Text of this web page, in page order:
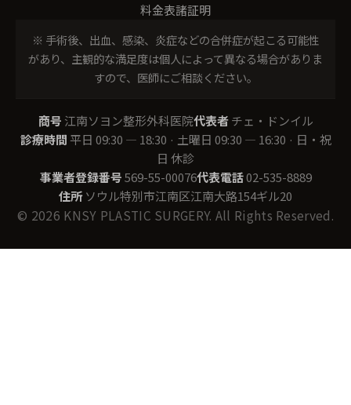
料金表諸証明
※ 手術後、出血、感染、炎症などの合併症が起こる可能性
があり、主観的な満足度は個人によって異なる場合がありま
すので、医師にご相談ください。
商号 江南ソヨン整形外科医院代表者チェ・ドンイル
診療時間平日 09:30 — 18:30 · 土曜日 09:30 — 16:30 · 日・祝
日 休診
事業者登録番号569-55-00076代表電話02-535-8889
住所ソウル特別市江南区江南大路154ギル20
© 2026 KNSY PLASTIC SURGERY. All Rights Reserved.